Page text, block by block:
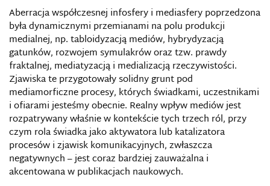
Aberracja współczesnej infosfery i mediasfery poprzedzona
była dynamicznymi przemianami na polu produkcji
medialnej, np. tabloidyzacją mediów, hybrydyzacją
gatunków, rozwojem symulakrów oraz tzw. prawdy
fraktalnej, mediatyzacją i medializacją rzeczywistości.
Zjawiska te przygotowały solidny grunt pod
mediamorficzne procesy, których świadkami, uczestnikami
i ofiarami jesteśmy obecnie. Realny wpływ mediów jest
rozpatrywany właśnie w kontekście tych trzech ról, przy
czym rola świadka jako aktywatora lub katalizatora
procesów i zjawisk komunikacyjnych, zwłaszcza
negatywnych – jest coraz bardziej zauważalna i
akcentowana w publikacjach naukowych.